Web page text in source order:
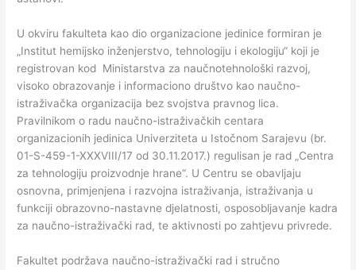
U okviru fakulteta kao dio organizacione jedinice formiran je
„Institut hemijsko inženjerstvo, tehnologiju i ekologiju“ koji je
registrovan kod Ministarstva za naučnotehnološki razvoj,
visoko obrazovanje i informaciono društvo kao naučno-
istraživačka organizacija bez svojstva pravnog lica.
Pravilnikom o radu naučno-istraživačkih centara
organizacionih jedinica Univerziteta u Istočnom Sarajevu (br.
01-S-459-1-XXXVIII/17 od 30.11.2017.) regulisan je rad „Centra
za tehnologiju proizvodnje hrane“. U Centru se obavlјaju
osnovna, primjenjena i razvojna istraživanja, istraživanja u
funkciji obrazovno-nastavne djelatnosti, osposoblјavanje kadra
za naučno-istraživački rad, te aktivnosti po zahtjevu privrede.
Fakultet podržava naučno-istraživački rad i stručno